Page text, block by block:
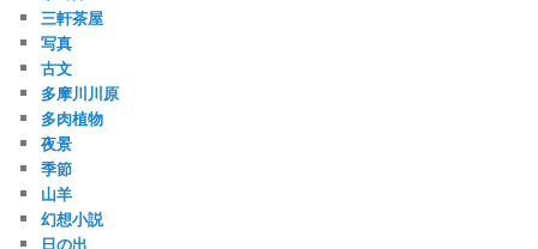
三軒茶屋
写真
古文
多摩川川原
多肉植物
夜景
季節
山羊
幻想小説
日の出